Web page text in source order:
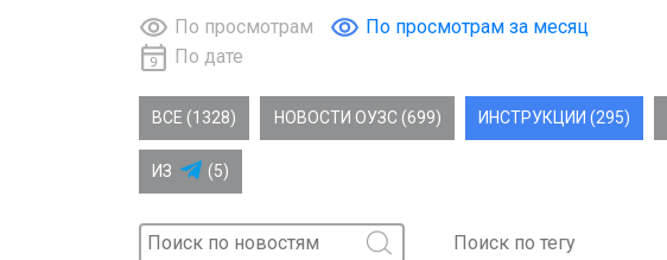
По просмотрам
По просмотрам за месяц
По дате
ВСЕ (1328) НОВОСТИ ОУЗС (699) ИНСТРУКЦИИ (295)
ИЗ (5)